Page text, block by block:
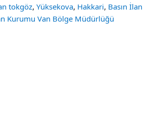
tokgöz, Yüksekova, Hakkari, Basın İlan
Kurumu Van Bölge Müdürlüğü